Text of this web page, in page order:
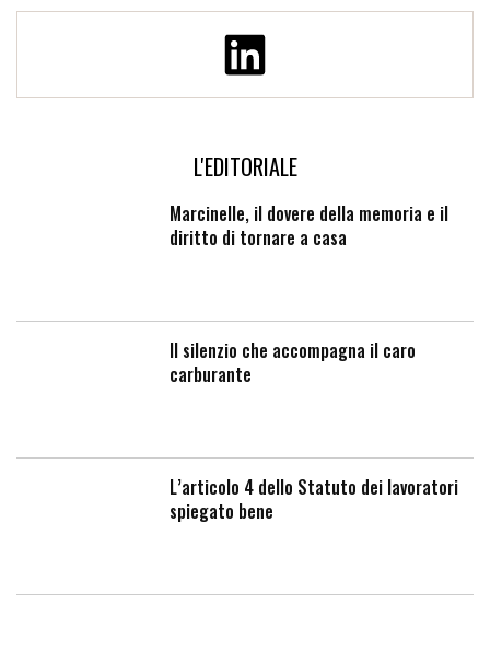
L'EDITORIALE
Marcinelle, il dovere della memoria e il
diritto di tornare a casa
Il silenzio che accompagna il caro
carburante
L’articolo 4 dello Statuto dei lavoratori
spiegato bene